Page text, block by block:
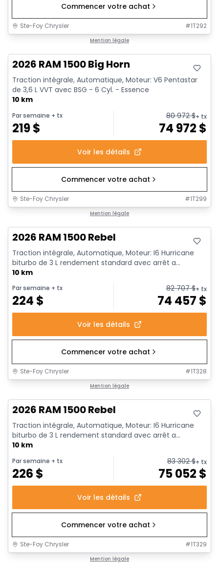
Commencer votre achat
Ste-Foy Chrysler #1T292
Mention légale
2026 RAM 1500 Big Horn
Traction intégrale, Automatique, Moteur: V6 Pentastar
de 3,6 L VVT avec BSG - 6 Cyl. - Essence
10 km
Par semaine + tx
219$
80 972$+ tx
74 972 $
Voir les détails
Commencer votre achat
Ste-Foy Chrysler #1T299
Mention légale
2026 RAM 1500 Rebel
Traction intégrale, Automatique, Moteur: I6 Hurricane
biturbo de 3 L rendement standard avec arrêt a...
10 km
Par semaine + tx
224 $
82 707$+ tx
74 457 $
Voir les détails
Commencer votre achat
Ste-Foy Chrysler #1T328
Mention légale
2026 RAM 1500 Rebel
Traction intégrale, Automatique, Moteur: I6 Hurricane
biturbo de 3 L rendement standard avec arrêt a...
10 km
Par semaine + tx
226 $
83 302$+ tx
75 052 $
Voir les détails
Commencer votre achat
Ste-Foy Chrysler #1T329
Mention légale